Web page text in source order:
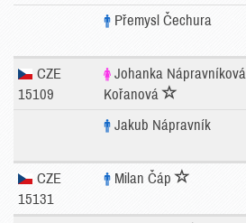
Přemysl Čechura
CZE
15109
Johanka Nápravníková
Kořanová
Jakub Nápravník
CZE
15131
Milan Čáp